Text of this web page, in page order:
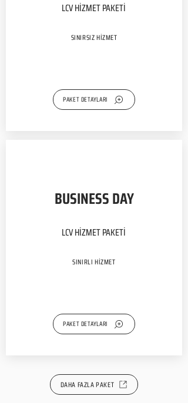
LCV HİZMET PAKETİ
SINIRSIZ HİZMET
PAKET DETAYLARI
BUSINESS DAY
LCV HİZMET PAKETİ
SINIRLI HİZMET
PAKET DETAYLARI
DAHA FAZLA PAKET